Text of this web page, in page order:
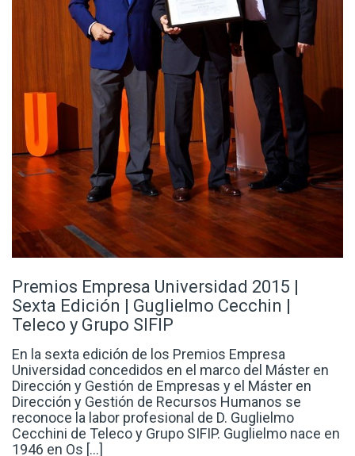
Premios Empresa Universidad 2015 |
Sexta Edición | Guglielmo Cecchin |
En la sexta edición de los Premios Empresa
Universidad concedidos en el marco del Máster en
Dirección y Gestión de Empresas y el Máster en
Dirección y Gestión de Recursos Humanos se
reconoce la labor profesional de D. Guglielmo
Cecchini de Teleco y Grupo SIFIP. Guglielmo nace en
1946 en Os [...]
SEGUIR LEYENDO